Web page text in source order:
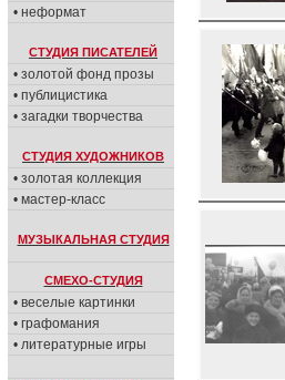
• неформат
СТУДИЯ ПИСАТЕЛЕЙ
• золотой фонд прозы
• публицистика
• загадки творчества
СТУДИЯ ХУДОЖНИКОВ
• золотая коллекция
• мастер-класс
МУЗЫКАЛЬНАЯ СТУДИЯ
СМЕХО-СТУДИЯ
• веселые картинки
• графомания
• литературные игры